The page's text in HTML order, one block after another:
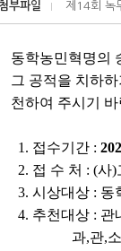
첨부파일 제14회 녹
동학농민혁명의
그 공적을 치하
천하여 주시기
1. 접수기간 :
2. 접 수 처 : (사
3. 시상대상 :
4. 추천대상 : 관
과,관,소,읍,